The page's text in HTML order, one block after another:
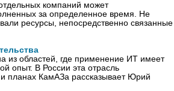
компаний может
за определенное время. Не
ресурсы, непосредственно связанные
из областей, где применение ИТ имеет
опыт. В России эта отрасль
планах КамАЗа рассказывает Юрий